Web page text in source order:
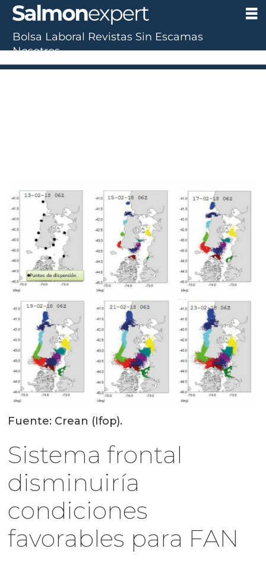
Fuente: Crean (Ifop).
Sistema frontal
disminuiría
condiciones
favorables para FAN
Bolsa Laboral Revistas Sin Escamas
Nosotros